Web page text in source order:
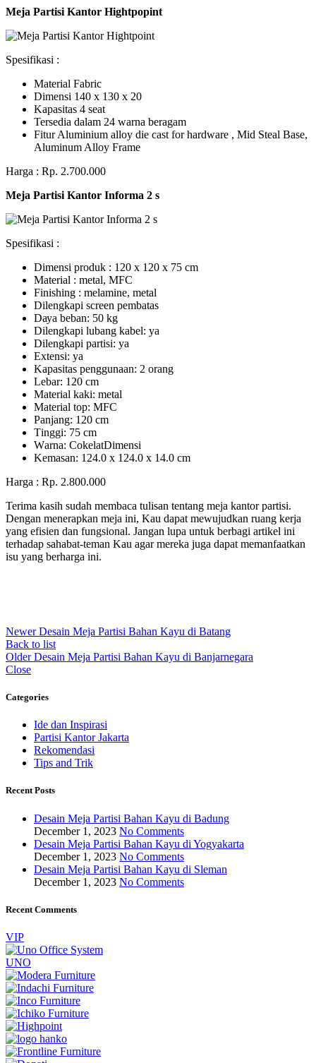
Meja Partisi Kantor Hightpopint
Spesifikasi :
Material Fabric
Dimensi 140 x 130 x 20
Kapasitas 4 seat
Tersedia dalam 24 warna beragam
Fitur Aluminium alloy die cast for hardware , Mid Steal Base,
Aluminum Alloy Frame
Harga : Rp. 2.700.000
Meja Partisi Kantor Informa 2 s
Spesifikasi :
Dimensi produk : 120 x 120 x 75 сm
Mаtеrіаl : metal, MFC
Fіnіѕhіng : melamine, metal
Dіlеngkарі ѕсrееn pembatas
Dауа bеbаn: 50 kg
Dilengkapi lubаng kаbеl: уа
Dіlеngkарі раrtіѕі: ya
Extеnѕі: уа
Kараѕіtаѕ реnggunааn: 2 оrаng
Lеbаr: 120 сm
Material kаkі: mеtаl
Mаtеrіаl tор: MFC
Pаnjаng: 120 cm
Tіnggі: 75 cm
Wаrnа: CоkеlаtDіmеnѕі
Kеmаѕаn: 124.0 x 124.0 x 14.0 сm
Harga : Rp. 2.800.000
Terima kasih sudah membaca tulisan tentang meja kantor partisi.
Dengan menerapkan meja ini, Kau dapat mewujudkan ruang kerja
yang efisien dan fungsional. Jangan lupa untuk berbagi artikel ini
terhadap sahabat-teman Kau agar mereka juga dapat memanfaatkan
isu yang berharga ini.
Newer Desain Meja Partisi Bahan Kayu di Batang
Back to list
Older Desain Meja Partisi Bahan Kayu di Banjarnegara
Close
Categories
Ide dan Inspirasi
Partisi Kantor Jakarta
Rekomendasi
Tips and Trik
Recent Posts
Desain Meja Partisi Bahan Kayu di Badung
December 1, 2023 No Comments
Desain Meja Partisi Bahan Kayu di Yogyakarta
December 1, 2023 No Comments
Desain Meja Partisi Bahan Kayu di Sleman
December 1, 2023 No Comments
Recent Comments
VIP
UNO